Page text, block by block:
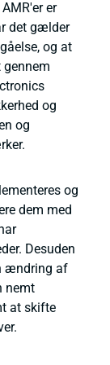
er
det gælder
og at
og
og
og
dem med
Desuden
ændring af
nemt
at skifte